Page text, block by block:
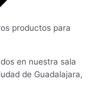
productos para
en nuestra sala
de Guadalajara,